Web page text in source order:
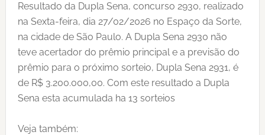
Resultado da Dupla Sena, concurso 2930, realizado
na Sexta-feira, dia 27/02/2026 no Espaço da Sorte,
na cidade de São Paulo. A Dupla Sena 2930 não
teve acertador do prêmio principal e a previsão do
prêmio para o próximo sorteio, Dupla Sena 2931, é
de R$ 3.200.000,00. Com este resultado a Dupla
Sena esta acumulada ha 13 sorteios
Veja também: